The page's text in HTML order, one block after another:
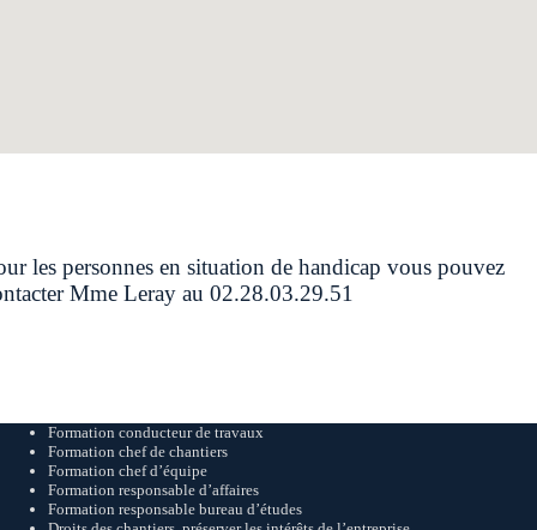
les personnes en situation de handicap vous pouvez
Mme Leray au 02.28.03.29.51
Formation conducteur de travaux
Formation chef de chantiers
Formation chef d’équipe
Formation responsable d’affaires
Formation responsable bureau d’études